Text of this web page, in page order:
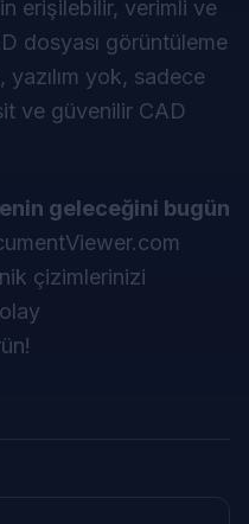
erişilebilir, verimli ve
dosyası görüntüleme
yok, sadece
ve güvenilir CAD
geleceğini bugün
çizimlerinizi